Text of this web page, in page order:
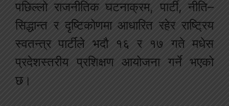
पछिल्लो राजनीतिक घटनाक्रम, पार्टी, नीति–
सिद्धान्त र दृष्टिकोणमा आधारित रहेर राष्ट्रिय
स्वतन्त्र पार्टीले भदौ १६ र १७ गते मधेस
प्रदेशस्तरीय प्रशिक्षण आयोजना गर्ने भएको
छ।